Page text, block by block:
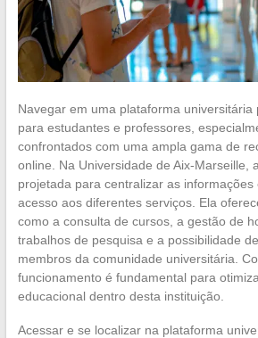
Navegar em uma plataforma universitária
para estudantes e professores,
confrontados com uma ampla gama de
online. Na Universidade de Aix-Marseille,
projetada para centralizar as informações
acesso aos diferentes serviços. Ela
como a consulta de cursos, a gestão de
trabalhos de pesquisa e a possibilidade
membros da comunidade universitária.
funcionamento é fundamental para
educacional dentro desta instituição.
Acessar e se localizar na plataforma